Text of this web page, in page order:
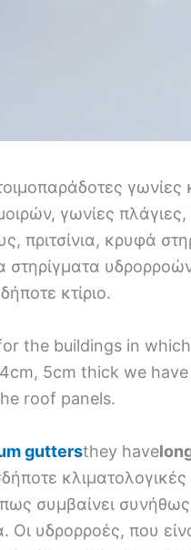
γωνίες
πριτσίνια, κρυφά
στηρίγματα
κτίριο.
the buildings in
5cm thick we
roof panels.
guttersthey have
συμβαίνει
Οι υδρορροές, που